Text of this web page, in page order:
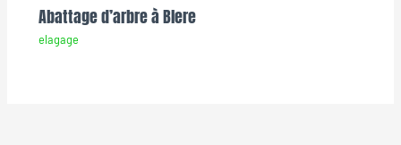
Abattage d’arbre à Blere
elagage